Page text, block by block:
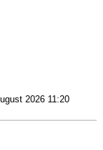
2026 11:20